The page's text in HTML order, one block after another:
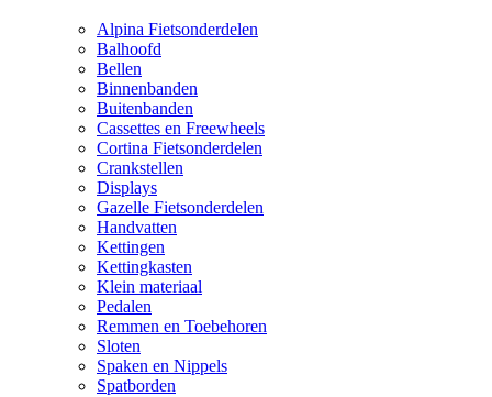
Alpina Fietsonderdelen
Balhoofd
Bellen
Binnenbanden
Buitenbanden
Cassettes en Freewheels
Cortina Fietsonderdelen
Crankstellen
Displays
Gazelle Fietsonderdelen
Handvatten
Kettingen
Kettingkasten
Klein materiaal
Pedalen
Remmen en Toebehoren
Sloten
Spaken en Nippels
Spatborden